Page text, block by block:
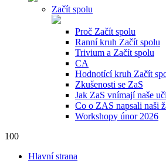
Začít spolu
Proč Začít spolu
Ranní kruh Začít spolu
Trivium a Začít spolu
CA
Hodnotící kruh Začít
Zkušenosti se ZaS
Jak ZaS vnímají naše
Co o ZAS napsali naši
Workshopy únor 2026
100
Hlavní strana